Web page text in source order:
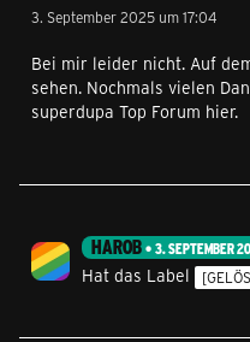
3. September 2025 um 17:04
Bei mir leider nicht. Auf
sehen. Nochmals vielen
superdupa Top Forum hier.
HAROB 3. SEPTEMBER
Hat das Label